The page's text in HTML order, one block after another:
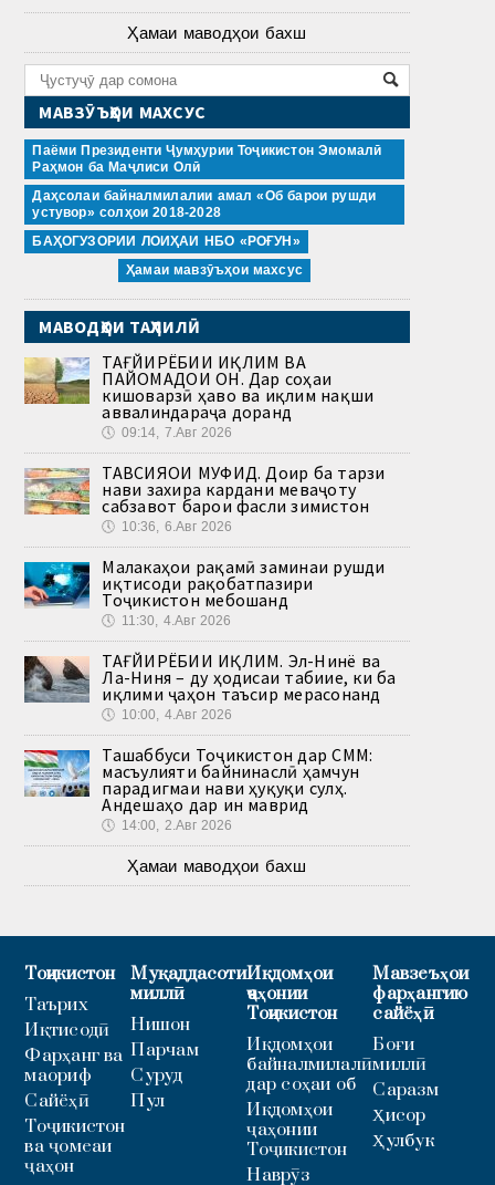
Ҳамаи маводҳои бахш
МАВЗӮЪҲОИ МАХСУС
Паёми Президенти Ҷумҳурии Тоҷикистон Эмомалӣ
Раҳмон ба Маҷлиси Олӣ
Даҳсолаи байналмилалии амал «Об барои рушди
устувор» солҳои 2018-2028
БАҲОГУЗОРИИ ЛОИҲАИ НБО «РОҒУН»
Ҳамаи мавзӯъҳои махсус
МАВОДҲОИ ТАҲЛИЛӢ
ТАҒЙИРЁБИИ ИҚЛИМ ВА
ПАЙОМАДҲОИ ОН. Дар соҳаи
кишоварзӣ ҳаво ва иқлим нақши
аввалиндараҷа доранд
🕔 09:14, 7.Авг 2026
ТАВСИЯҲОИ МУФИД. Доир ба тарзи
нави захира кардани меваҷоту
сабзавот барои фасли зимистон
🕔 10:36, 6.Авг 2026
Малакаҳои рақамӣ заминаи рушди
иқтисоди рақобатпазири
Тоҷикистон мебошанд
🕔 11:30, 4.Авг 2026
ТАҒЙИРЁБИИ ИҚЛИМ. Эл-Нинё ва
Ла-Ниня – ду ҳодисаи табиие, ки ба
иқлими ҷаҳон таъсир мерасонанд
🕔 10:00, 4.Авг 2026
Ташаббуси Тоҷикистон дар СММ:
масъулияти байнинаслӣ ҳамчун
парадигмаи нави ҳуқуқи сулҳ.
Андешаҳо дар ин маврид
🕔 14:00, 2.Авг 2026
Ҳамаи маводҳои бахш
Тоҷикистон
Таърих
Иқтисодӣ
Фарҳанг ва
маориф
Сайёҳӣ
Тоҷикистон
ва ҷомеаи
ҷаҳон
Муқаддасоти
миллӣ
Нишон
Парчам
Суруд
Пул
Иқдомҳои
ҷаҳонии
Тоҷикистон
Иқдомҳои
байналмилалӣ
дар соҳаи об
Иқдомҳои
ҷаҳонии
Тоҷикистон
Наврӯз
Мавзеъҳои
фарҳангию
сайёҳӣ
Боғи
миллӣ
Саразм
Ҳисор
Ҳулбук